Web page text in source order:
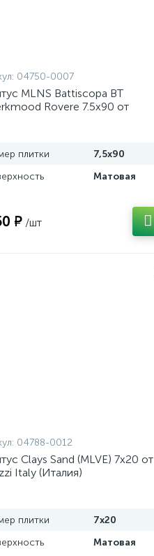
04750-0007
MLNS Battiscopa BT
Rovere 7.5x90 от
плитки
7,5x90
Матовая
₽ /шт
04788-0012
Clays Sand (MLVE) 7x20 от
Italy (Италия)
плитки
7x20
Матовая